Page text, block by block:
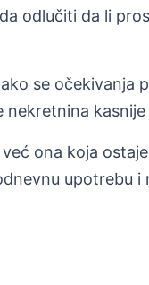
odlučiti da li
se očekivanja
ona koja
upotrebu i